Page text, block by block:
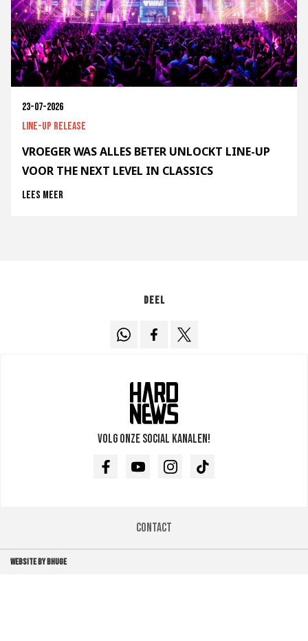
23-07-2026
Line-up release
VROEGER WAS ALLES BETER UNLOCKT LINE-UP
VOOR THE NEXT LEVEL IN CLASSICS
Lees meer
Deel
Volg onze social kanalen!
FacebookYoutubeInstagramTikTok
Contact
WEBSITE BY BHUGE